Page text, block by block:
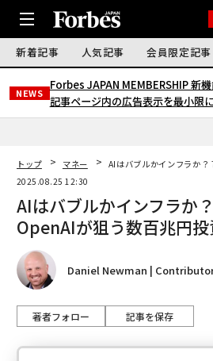
新着記事 人気記事 会員限定記事
NEWS
Forbes JAPAN MEMBERSHIP 新機
記事ページ内の広告表示を最小限
トップ マネー
AIはバブルかインフラか
2025.08.25 12:30
AIはバブルかインフラか
OpenAIが狙う数百兆円
Daniel Newman |
著者フォロー 記事を保存